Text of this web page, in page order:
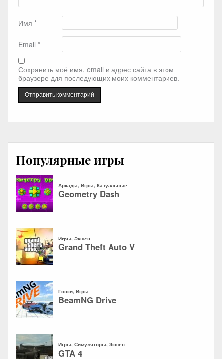
Имя *
Email *
Сохранить моё имя, email и адрес сайта в этом
браузере для последующих моих комментариев.
Популярные игры